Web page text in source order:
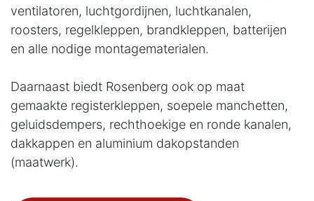
ventilatoren, luchtgordijnen, luchtkanalen,
roosters, regelkleppen, brandkleppen, batterijen
en alle nodige montagematerialen.
Daarnaast biedt Rosenberg ook op maat
gemaakte registerkleppen, soepele manchetten,
geluidsdempers, rechthoekige en ronde kanalen,
dakkappen en aluminium dakopstanden
(maatwerk).